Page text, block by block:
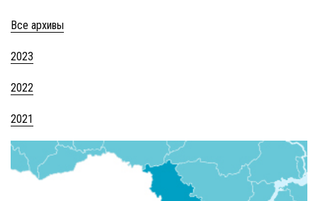
Все архивы
2023
2022
2021